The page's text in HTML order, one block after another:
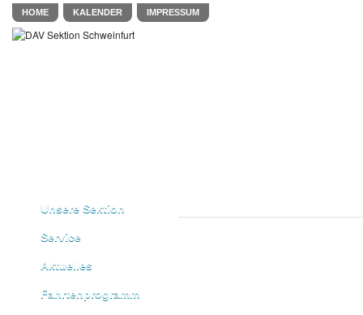
HOME KALENDER IMPRESSUM
Unsere Sektion
Service
Aktuelles
Fahrtenprogramm